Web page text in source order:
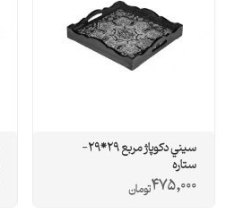
سيني دکوپاژ مربع 29*29-
ستاره
475,000تومان